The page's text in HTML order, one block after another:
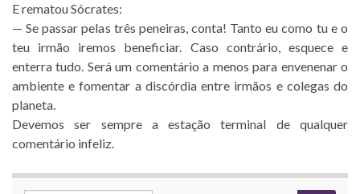
E rematou Sócrates:
— Se passar pelas três peneiras, conta! Tanto eu como tu e o
teu irmão iremos beneficiar. Caso contrário, esquece e
enterra tudo. Será um comentário a menos para envenenar o
ambiente e fomentar a discórdia entre irmãos e colegas do
planeta.
Devemos ser sempre a estação terminal de qualquer
comentário infeliz.